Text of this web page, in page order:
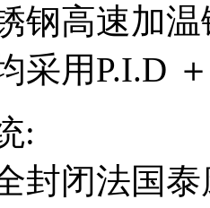
钢高速加
采用P.I.D
:
封闭法国